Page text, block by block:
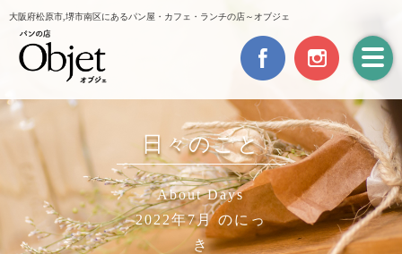
大阪府松原市,堺市南区にあるパン屋・カフェ・ランチの店～オブジェ
日々のこと
About Days
2022年7月 のにっ
き